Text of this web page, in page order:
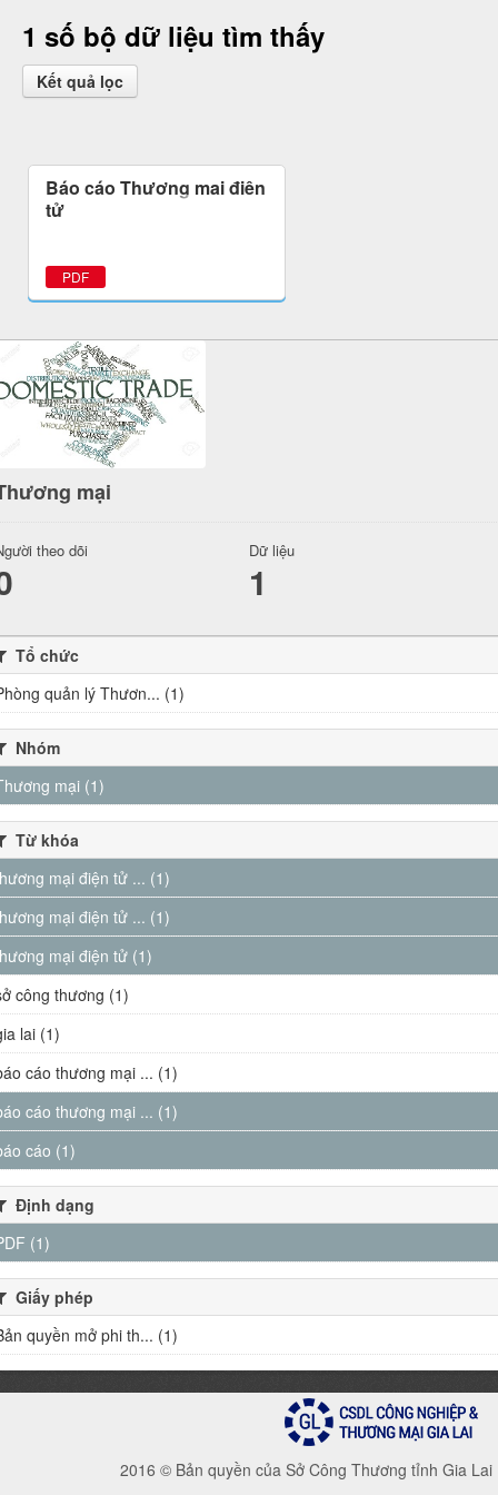
1 số bộ dữ liệu tìm thấy
Kết quả lọc
Báo cáo Thương mại điện
tử
PDF
mại
theo dõi Dữ liệu
1
Tổ chức
quản lý Thươn... (1)
Nhóm
mại (1)
Từ khóa
mại điện tử ... (1)
mại điện tử ... (1)
mại điện tử (1)
công thương (1)
lai (1)
cáo thương mại ... (1)
cáo thương mại ... (1)
cáo (1)
Định dạng
(1)
Giấy phép
quyền mở phi th... (1)
2016 © Bản quyền của Sở Công Thương tỉnh Gia Lai